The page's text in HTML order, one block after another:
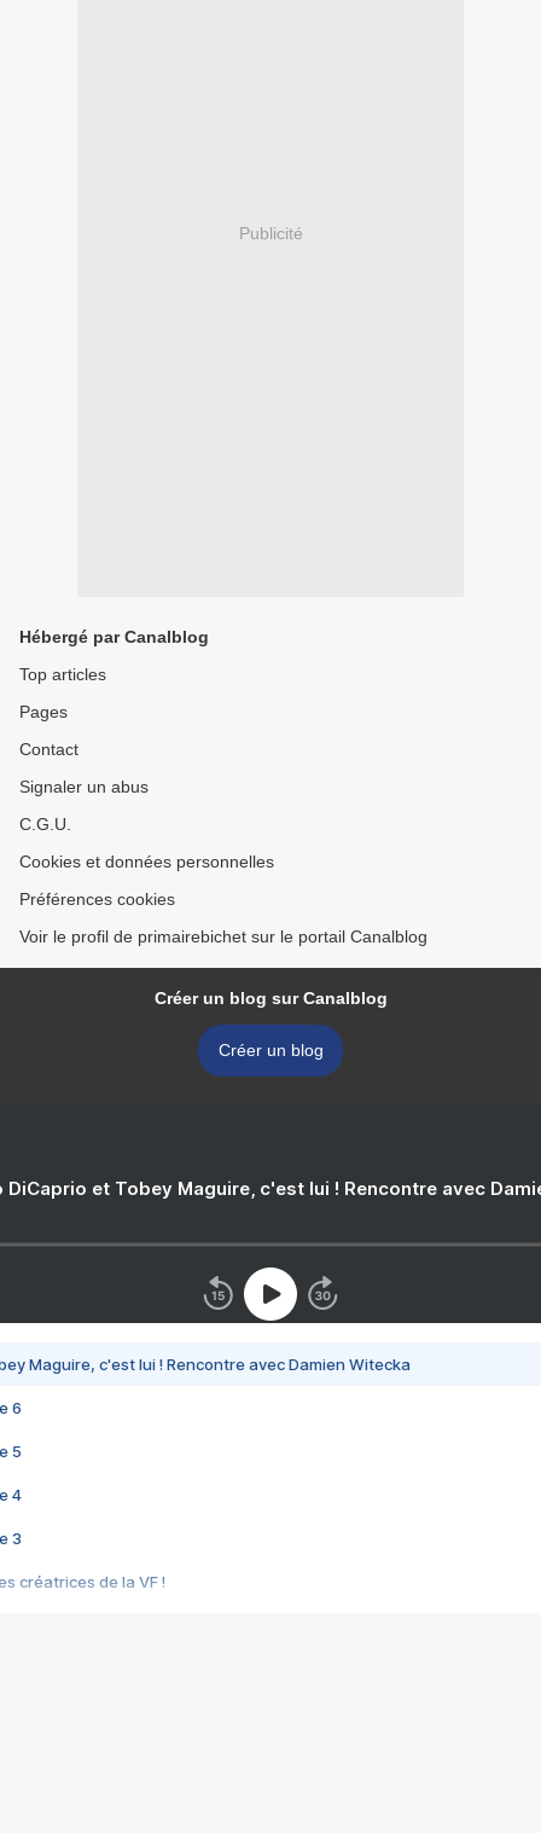
Publicité
Hébergé par Canalblog
Top articles
Pages
Contact
Signaler un abus
C.G.U.
Cookies et données personnelles
Préférences cookies
Voir le profil de primairebichet sur le portail Canalblog
Créer un blog sur Canalblog
Créer un blog
DiCaprio et Tobey Maguire, c'est lui ! Rencontre avec
Maguire, c'est lui ! Rencontre avec Damien Witecka
6
5
4
3
créatrices de la VF !